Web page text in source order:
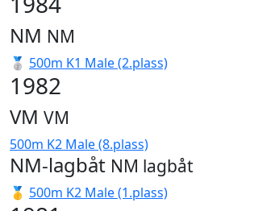
NM NM
🥈 500m K1 Male (2.plass)
1982
VM VM
500m K2 Male (8.plass)
NM-lagbåt NM lagbåt
🥇 500m K2 Male (1.plass)